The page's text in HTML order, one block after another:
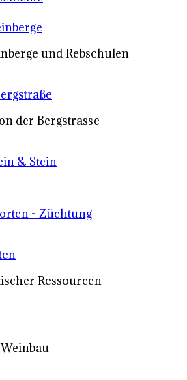
und Rebschulen
der Bergstrasse
& Stein
- Züchtung
Ressourcen